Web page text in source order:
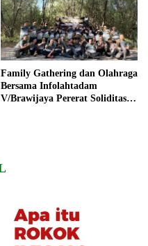
Family Gathering dan Olahraga
Bersama Infolahtadam
V/Brawijaya Pererat Soliditas